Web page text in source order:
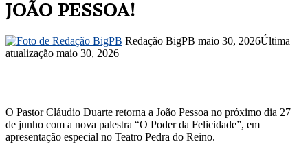
JOÃO PESSOA!
Redação BigPB Mande
maio 30, 2026Última
atualização maio 30, 2026
O Pastor Cláudio Duarte retorna a João Pessoa no próximo dia 27
de junho com a nova palestra “O Poder da Felicidade”, em
apresentação especial no Teatro Pedra do Reino.